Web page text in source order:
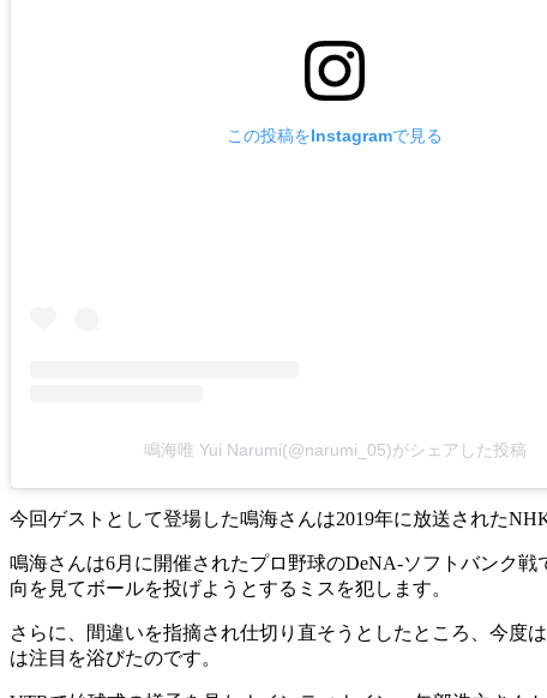
この投稿をInstagramで見る
鳴海唯 Yui Narumi(@narumi_05)がシェアした投稿
今回ゲストとして登場した鳴海さんは2019年に放送された
鳴海さんは6月に開催されたプロ野球のDeNA-ソフトバンク
向を見てボールを投げようとするミスを犯します。
さらに、間違いを指摘され仕切り直そうとしたところ、今度
は注目を浴びたのです。